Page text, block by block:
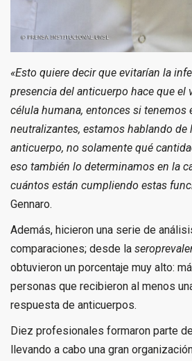
«Esto quiere decir que evitarían la
presencia del anticuerpo hace que el
célula humana, entonces si tenemos
neutralizantes, estamos hablando de
anticuerpo, no solamente qué
eso también lo determinamos en la
cuántos están cumpliendo estas
Gennaro.
Además, hicieron una serie de
comparaciones; desde la
obtuvieron un porcentaje muy alto:
personas que recibieron al menos
respuesta de anticuerpos.
Diez profesionales formaron parte
llevando a cabo una gran